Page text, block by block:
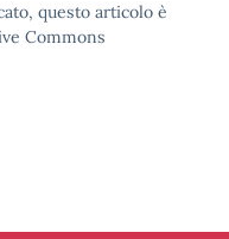
questo articolo è
Commons